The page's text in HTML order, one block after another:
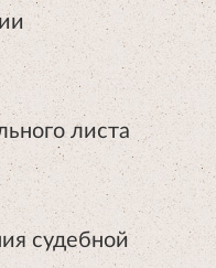
листа
судебной